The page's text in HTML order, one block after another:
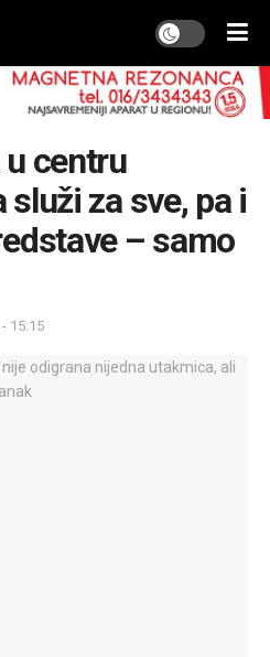
centru
za sve, pa i
– samo
15:15